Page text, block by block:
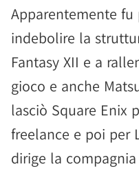
Apparentemente
indebolire la
Fantasy XII e a
gioco e anche
lasciò Square Enix
freelance e poi per
dirige la